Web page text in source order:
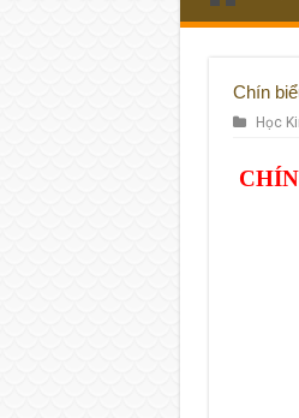
Chín
Học